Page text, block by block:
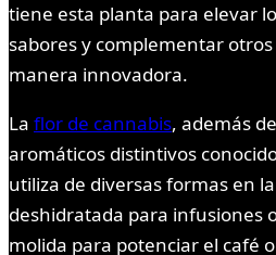
tiene esta planta para elevar
sabores y complementar
manera innovadora.
La flor de cannabis, además
aromáticos distintivos
utiliza de diversas formas en
deshidratada para infusiones
molida para potenciar el café